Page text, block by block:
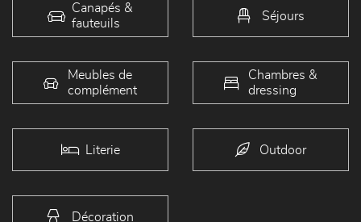
Canapés &
fauteuils
Séjours
Meubles de
complément
Chambres &
dressing
Literie Outdoor
Décoration